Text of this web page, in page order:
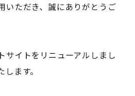
いただき、誠にありがとうご
サイトをリニューアルしまし
ます。